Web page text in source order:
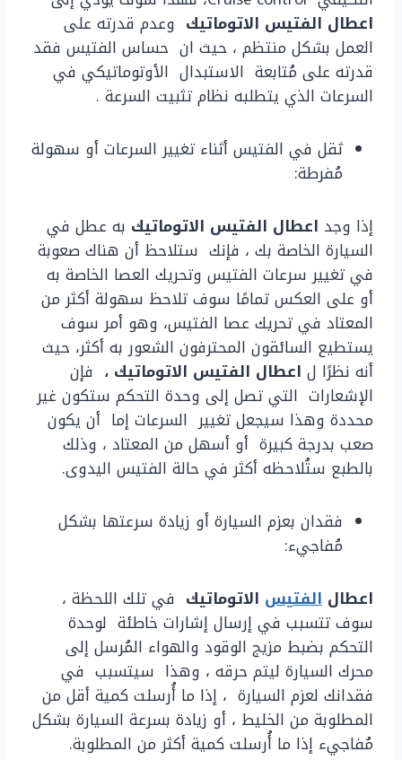
اعطال الفتيس الاتوماتيك وعدم قدرته على
العمل بشكل منتظم ، حيث ان حساس الفتيس فقد
قدرته على مُتابعة الاستبدال الأوتوماتيكي في
السرعات الذي يتطلبه نظام تثبيت السرعة .
ثقل في الفتيس أثناء تغيير السرعات أو سهولة
مُفرطة:
إذا وجد اعطال الفتيس الاتوماتيك به عطل في
السيارة الخاصة بك ، فإنك ستلاحظ أن هناك صعوبة
في تغيير سرعات الفتيس وتحريك العصا الخاصة به
أو على العكس تمامًا سوف تلاحظ سهولة أكثر من
المعتاد في تحريك عصا الفتيس، وهو أمر سوف
يستطيع السائقون المحترفون الشعور به أكثر، حيث
أنه نظرًا ل اعطال الفتيس الاتوماتيك ، فإن
الإشعارات التي تصل إلى وحدة التحكم ستكون غير
محددة وهذا سيجعل تغيير السرعات إما أن يكون
صعب بدرجة كبيرة أو أسهل من المعتاد ، وذلك
بالطبع ستُلاحظه أكثر في حالة الفتيس اليدوى.
فقدان بعزم السيارة أو زيادة سرعتها بشكل
مُفاجيء:
اعطال الفتيس الاتوماتيك في تلك اللحظة ،
سوف تتسبب في إرسال إشارات خاطئة لوحدة
التحكم بضبط مزيج الوقود والهواء المُرسل إلى
محرك السيارة ليتم حرقه ، وهذا سيتسبب في
فقدانك لعزم السيارة ، إذا ما أُرسلت كمية أقل من
المطلوبة من الخليط ، أو زيادة بسرعة السيارة بشكل
مُفاجيء إذا ما أُرسلت كمية أكثر من المطلوبة.